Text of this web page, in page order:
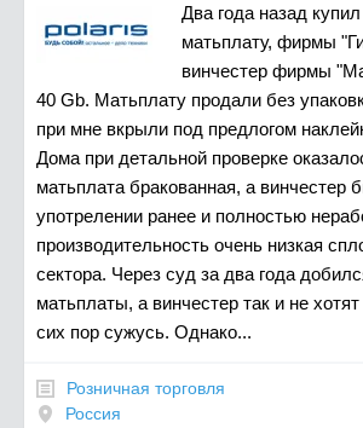
Два года назад
матьплату, фирмы
винчестер фирмы
40 Gb. Матьплату продали без
при мне вкрыли под предлогом
Дома при детальной проверке
матьплата бракованная, а винчестер
употрелении ранее и полностью
производительность очень низкая
сектора. Через суд за два года
матьплаты, а винчестер так и не
сих пор сужусь. Однако...
Розничная торговля
Россия